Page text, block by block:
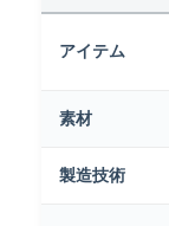
アイテム
素材
製造技術